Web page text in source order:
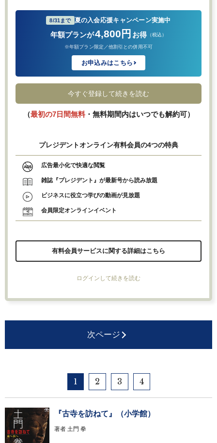
8/31まで 夏の入会応援キャンペーン実施中
年額プランが4,800円 お得 （税込）
※年額プラン限定／他割引との併用不可
お申込みはこちら
今すぐ登録して続きを読む
（最初の7日間無料・無料期間内はいつでも解約可）
プレジデントオンライン有料会員の4つの特典
広告最小化で快適な閲覧
雑誌『プレジデント』が最新号から読み放題
ビジネスに役立つ学びの動画が見放題
会員限定オンラインイベント
有料会員サービスに関する詳細はこちら
ログインして続きを読む
次ページ
1 2 3 4
『古寺を訪ねて』（小学館）
著者 土門 拳